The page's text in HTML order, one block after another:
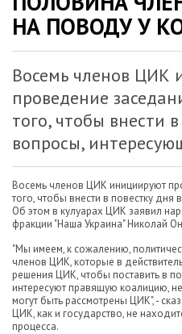
НА ПОВОДУ У
Восемь членов ЦИК
проведение
того, чтобы внести
вопросы,
Восемь членов ЦИК инициируют
того, чтобы внести в повестку
Об этом в кулуарах ЦИК заявил
фракции "Наша Украина" Николай
"Мы имеем, к сожалению,
членов ЦИК, которые в
решения ЦИК, чтобы поставить в
интересуют правящую коалицию,
могут быть рассмотрены ЦИК", -
ЦИК, как и государство, не
процесса.